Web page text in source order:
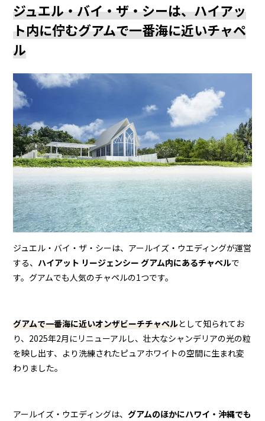
ジュエル・バイ・ザ・シーは、ハイアッ
ト内に佇むグアムで一番海に近いチャペ
ル
ジュエル・バイ・ザ・シーは、アールイズ・ウエディングが運営
する、 ハイアット リージェンシー グアム内にあるチャペルで
す。グアムでも人気のチャペルの1つです。
グアムで一番海に近いオンザビーチチャペルとして知られてお
り、2025年2月にリニューアルし、壮大なシャンデリアの光の粒
を映し出す、より洗練されたピュアホワイトの空間に生まれ変
わりました。
アールイズ・ウエディングは、グアムのほかにハワイ・沖縄でも